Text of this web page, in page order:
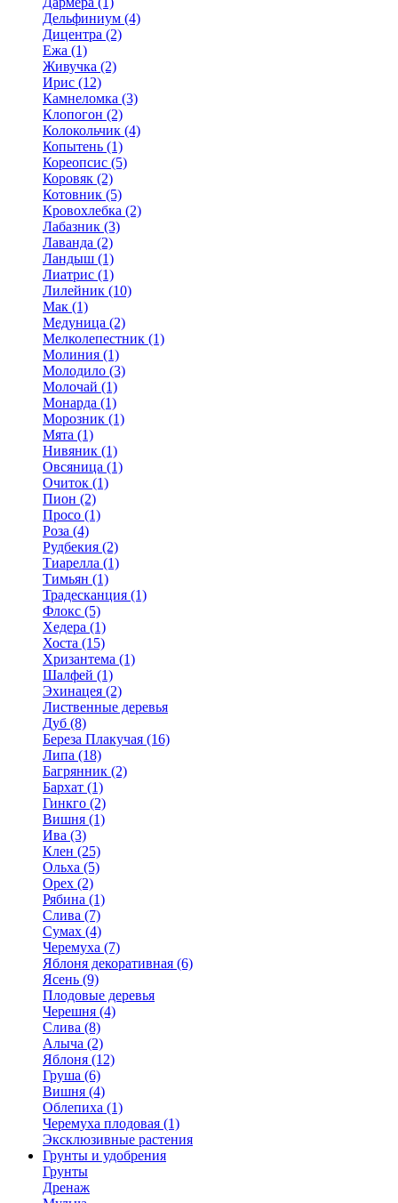
Дельфиниум (4)
Дицентра (2)
Ежа (1)
Живучка (2)
Ирис (12)
Камнеломка (3)
Клопогон (2)
Колокольчик (4)
Копытень (1)
Кореопсис (5)
Коровяк (2)
Котовник (5)
Кровохлебка (2)
Лабазник (3)
Лаванда (2)
Ландыш (1)
Лиатрис (1)
Лилейник (10)
Мак (1)
Медуница (2)
Мелколепестник (1)
Молиния (1)
Молодило (3)
Молочай (1)
Монарда (1)
Морозник (1)
Мята (1)
Нивяник (1)
Овсяница (1)
Очиток (1)
Пион (2)
Просо (1)
Роза (4)
Рудбекия (2)
Тиарелла (1)
Тимьян (1)
Традесканция (1)
Флокс (5)
Хедера (1)
Хоста (15)
Хризантема (1)
Шалфей (1)
Эхинацея (2)
Лиственные деревья
Дуб (8)
Береза Плакучая (16)
Липа (18)
Багрянник (2)
Бархат (1)
Гинкго (2)
Вишня (1)
Ива (3)
Клен (25)
Ольха (5)
Орех (2)
Рябина (1)
Слива (7)
Сумах (4)
Черемуха (7)
Яблоня декоративная (6)
Ясень (9)
Плодовые деревья
Черешня (4)
Слива (8)
Алыча (2)
Яблоня (12)
Груша (6)
Вишня (4)
Облепиха (1)
Черемуха плодовая (1)
Эксклюзивные растения
Грунты и удобрения
Грунты
Дренаж